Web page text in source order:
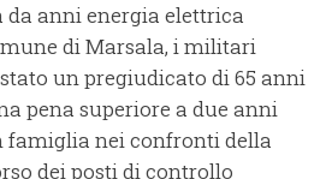
anni energia elettrica
di Marsala, i militari
un pregiudicato di 65 anni
pena superiore a due anni
nei confronti della
dei posti di controllo